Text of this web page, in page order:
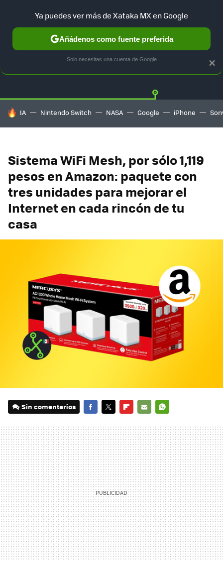
GUÍA DE COMPRAS MERCADO LIBRE
HOY SE HABLA DE
IA Nintendo Switch NASA Google iPhone
Sistema WiFi Mesh, por sólo 1,119
pesos en Amazon: paquete con
tres unidades para mejorar el
Internet en cada rincón de tu
casa
Sin comentarios
MAIL
×
Ya puedes ver más de Xataka MX en Google
Añádenos como fuente preferida
Solo necesitas una cuenta de Google